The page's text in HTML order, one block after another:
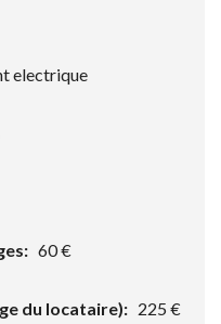
electrique
60 €
du locataire): 225 €